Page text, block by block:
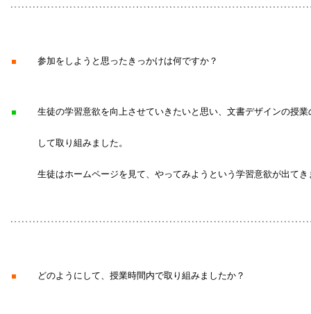
■ 参加をしようと思ったきっかけは何ですか？
■ 生徒の学習意欲を向上させていきたいと思い、文書デザインの授
して取り組みました。
生徒はホームページを見て、やってみようという学習意欲が出てき
■ どのようにして、授業時間内で取り組みましたか？